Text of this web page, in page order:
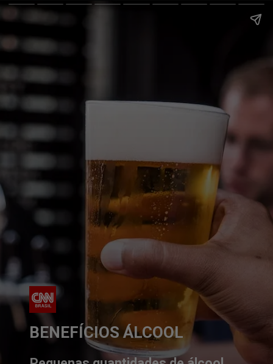
BENEFÍCIOS ÁLCOOL